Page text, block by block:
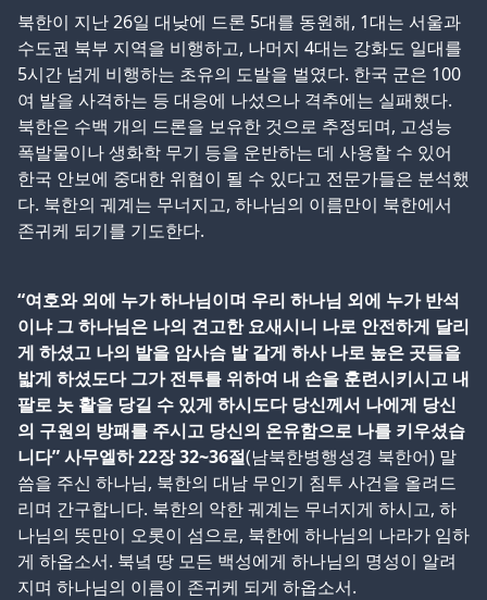
북한이 지난 26일 대낮에 드론 5대를 동원해, 1대는 서울과
수도권 북부 지역을 비행하고, 나머지 4대는 강화도 일대를
5시간 넘게 비행하는 초유의 도발을 벌였다. 한국 군은 100
여 발을 사격하는 등 대응에 나섰으나 격추에는 실패했다.
북한은 수백 개의 드론을 보유한 것으로 추정되며, 고성능
폭발물이나 생화학 무기 등을 운반하는 데 사용할 수 있어
한국 안보에 중대한 위협이 될 수 있다고 전문가들은 분석했
다. 북한의 궤계는 무너지고, 하나님의 이름만이 북한에서
존귀케 되기를 기도한다.
“여호와 외에 누가 하나님이며 우리 하나님 외에 누가 반석
이냐 그 하나님은 나의 견고한 요새시니 나로 안전하게 달리
게 하셨고 나의 발을 암사슴 발 같게 하사 나로 높은 곳들을
밟게 하셨도다 그가 전투를 위하여 내 손을 훈련시키시고 내
팔로 놋 활을 당길 수 있게 하시도다 당신께서 나에게 당신
의 구원의 방패를 주시고 당신의 온유함으로 나를 키우셨습
니다” 사무엘하 22장 32~36절(남북한병행성경 북한어) 말
씀을 주신 하나님, 북한의 대남 무인기 침투 사건을 올려드
리며 간구합니다. 북한의 악한 궤계는 무너지게 하시고, 하
나님의 뜻만이 오롯이 섬으로, 북한에 하나님의 나라가 임하
게 하옵소서. 북녘 땅 모든 백성에게 하나님의 명성이 알려
지며 하나님의 이름이 존귀케 되게 하옵소서.